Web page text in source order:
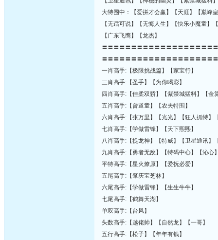
大特围中：【爱拼才会赢】【天涯】【巅峰
【无话可说】【无悔人生】【快乐小魔童
【广东飞鹰】【龙杰】
〓〓〓〓〓〓〓〓〓〓〓〓〓〓〓〓〓〓〓
〓〓〓〓〓〓〓〓〓〓〓〓〓〓〓〓〓〓〓
一肖高手:【极限挑战篇】【家宝行】
三肖高手:【圣手】【为你喝彩】
四肖高手:【佳柔双骄】【紫禁城猛料】【金
五肖高手:【曾道童】【农夫特围】
六肖高手:【张万里】【光光】【狂人抓特】
七肖高手:【学做雷锋】【天下熙熙】
八肖高手:【捉龙神】【特威】【卫星通讯】
九肖高手:【勇者无敌】【特码中心】【沁
平特高手:【星火燎原】【爱抚必爱】
五尾高手:【肇庆宝芝林】
六尾高手:【学做雷锋】【生生牛牛】
七尾高手:【鹤舞天湖】
单双高手:【台风】
头数高手:【越佬帅】【自然龙】【一哥】
五行高手:【松子】【年年有钱】